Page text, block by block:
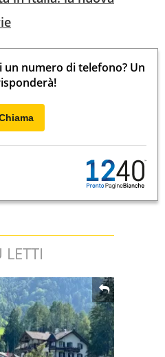
un numero di telefono? Un
LETTI